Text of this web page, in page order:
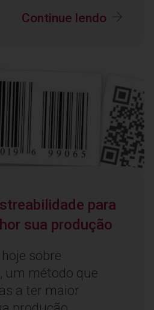
Continue lendo
para
sua produção
sobre
um método que
a ter maior